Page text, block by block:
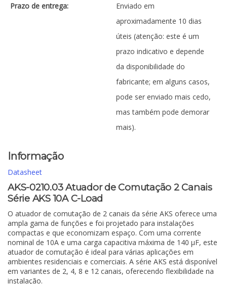
Prazo de entrega:
Enviado em
aproximadamente 10 dias
úteis (atenção: este é um
prazo indicativo e depende
da disponibilidade do
fabricante; em alguns casos,
pode ser enviado mais cedo,
mas também pode demorar
mais).
Informação
Datasheet
AKS-0210.03 Atuador de Comutação 2 Canais
Série AKS 10A C-Load
O atuador de comutação de 2 canais da série AKS oferece uma
ampla gama de funções e foi projetado para instalações
compactas e que economizam espaço. Com uma corrente
nominal de 10A e uma carga capacitiva máxima de 140 µF, este
atuador de comutação é ideal para várias aplicações em
ambientes residenciais e comerciais. A série AKS está disponível
em variantes de 2, 4, 8 e 12 canais, oferecendo flexibilidade na
instalação.